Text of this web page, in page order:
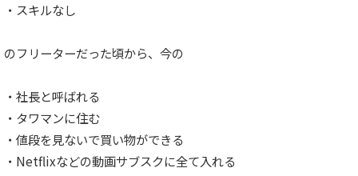
・スキルなし
のフリーターだった頃から、今の
・社長と呼ばれる
・タワマンに住む
・値段を見ないで買い物ができる
・Netflixなどの動画サブスクに全て入れる